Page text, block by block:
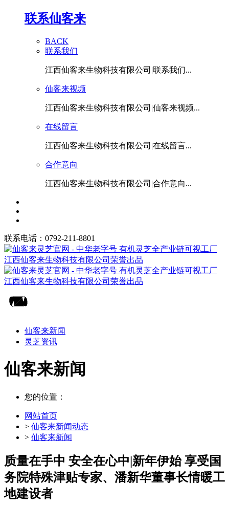
联系仙客来
BACK
联系我们
江西仙客来生物科技有限公司|联系我们...
仙客来视频
江西仙客来生物科技有限公司|仙客来视频...
在线留言
江西仙客来生物科技有限公司|在线留言...
合作意向
江西仙客来生物科技有限公司|合作意向...
联系电话：0792-211-8801
仙客来新闻
灵芝资讯
仙客来新闻
您的位置：
网站首页
> 仙客来新闻动态
> 仙客来新闻
质量在手中 安全在心中|新年伊始 享受国
务院特殊津贴专家、潘新华董事长情暖工
地建设者